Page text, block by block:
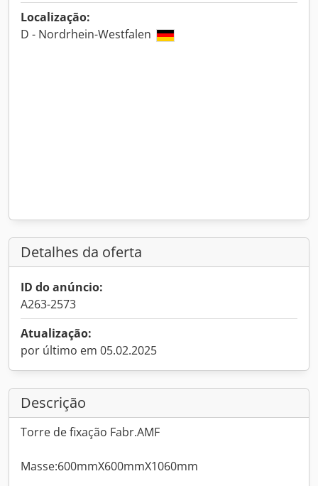
Localização:
D - Nordrhein-Westfalen
Detalhes da oferta
ID do anúncio:
A263-2573
Atualização:
por último em 05.02.2025
Descrição
Torre de fixação Fabr.AMF
Masse:600mmX600mmX1060mm